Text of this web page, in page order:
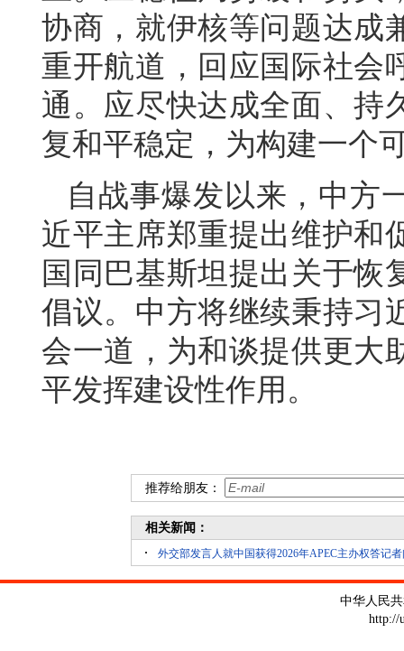
协商，就伊核等问题达成
重开航道，回应国际社会
通。应尽快达成全面、持
复和平稳定，为构建一个
自战事爆发以来，中方
近平主席郑重提出维护和
国同巴基斯坦提出关于恢
倡议。中方将继续秉持习
会一道，为和谈提供更大
平发挥建设性作用。
推荐给朋友：
相关新闻：
外交部发言人就中国获得2026年APEC主办权答记
中华人民
http://